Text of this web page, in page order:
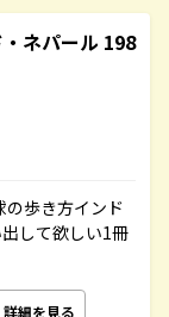
ネパール 198
歩き方インド
して欲しい1冊
詳細を見る